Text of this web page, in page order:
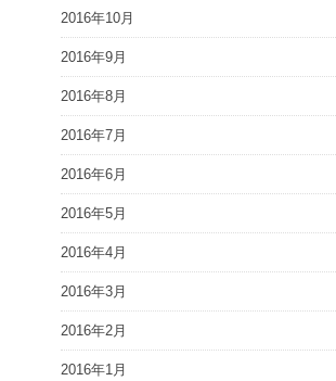
2016年10月
2016年9月
2016年8月
2016年7月
2016年6月
2016年5月
2016年4月
2016年3月
2016年2月
2016年1月